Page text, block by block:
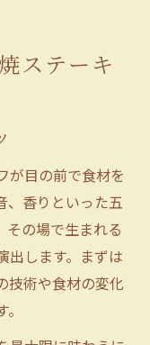
ステーキ
が目の前で食材を
、香りといった五
その場で生まれる
出します。まずは
技術や食材の変化